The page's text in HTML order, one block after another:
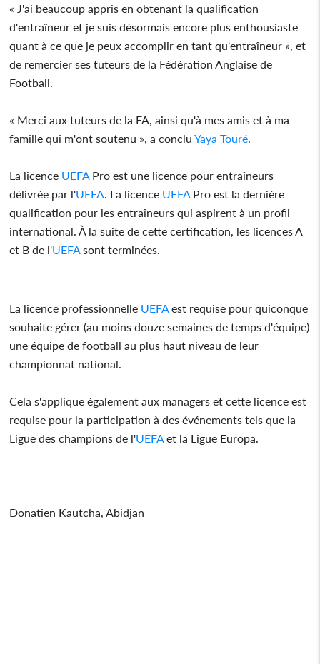
« J'ai beaucoup appris en obtenant la qualification
d'entraîneur et je suis désormais encore plus enthousiaste
quant à ce que je peux accomplir en tant qu'entraîneur », et
de remercier ses tuteurs de la Fédération Anglaise de
Football.
« Merci aux tuteurs de la FA, ainsi qu'à mes amis et à ma
famille qui m'ont soutenu », a concluYaya Touré
La licence UEFA Pro est une licence pour entraîneurs
délivrée par l'UEFA . La licence UEFA Pro est la dernière
qualification pour les entraîneurs qui aspirent à un profil
international. À la suite de cette certification, les licences A
et B de l'UEFA sont terminées.
La licence professionnelle UEFA est requise pour quiconque
souhaite gérer (au moins douze semaines de temps d'équipe)
une équipe de football au plus haut niveau de leur
championnat national.
Cela s'applique également aux managers et cette licence est
requise pour la participation à des événements tels que la
Ligue des champions de l'UEFA et la Ligue Europa.
Donatien Kautcha, Abidjan